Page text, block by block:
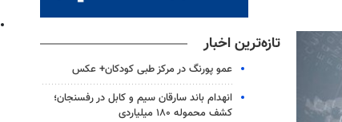
تازه‌ترین اخبار
عمو پورنگ در مرکز طبی کودکان+ عکس
انهدام باند سارقان سیم و کابل در رفسنجان؛
کشف محموله ۱۸۰ میلیاردی